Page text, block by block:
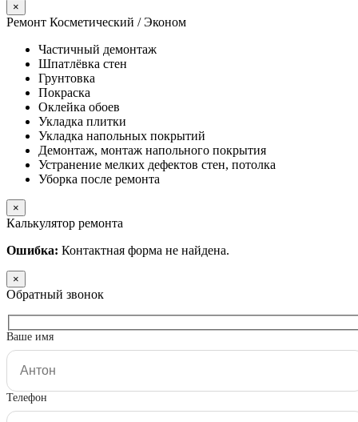
×
Ремонт Косметический / Эконом​
Частичный демонтаж
Шпатлёвка стен
Грунтовка
Покраска
Оклейка обоев
Укладка плитки
Укладка напольных покрытий
Демонтаж, монтаж напольного покрытия
Устранение мелких дефектов стен, потолка
Уборка после ремонта
×
Калькулятор ремонта
Ошибка: Контактная форма не найдена.
×
Обратный звонок
Ваше имя
Телефон